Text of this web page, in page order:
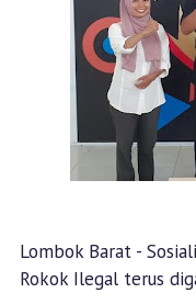
Lombok Barat -
Rokok Ilegal terus